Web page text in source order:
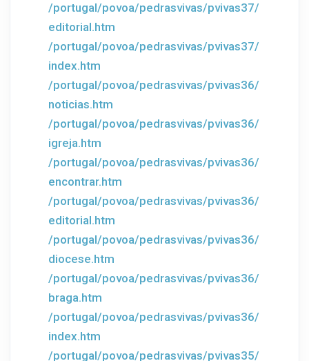
/portugal/povoa/pedrasvivas/pvivas37/
editorial.htm
/portugal/povoa/pedrasvivas/pvivas37/
index.htm
/portugal/povoa/pedrasvivas/pvivas36/
noticias.htm
/portugal/povoa/pedrasvivas/pvivas36/
igreja.htm
/portugal/povoa/pedrasvivas/pvivas36/
encontrar.htm
/portugal/povoa/pedrasvivas/pvivas36/
editorial.htm
/portugal/povoa/pedrasvivas/pvivas36/
diocese.htm
/portugal/povoa/pedrasvivas/pvivas36/
braga.htm
/portugal/povoa/pedrasvivas/pvivas36/
index.htm
/portugal/povoa/pedrasvivas/pvivas35/